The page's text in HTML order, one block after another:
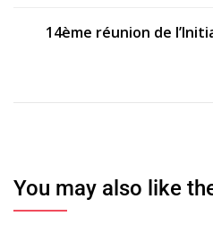
14ème réunion de
You may also like